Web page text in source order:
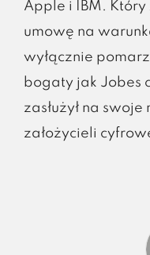
Apple i IBM.
umowę na
wyłącznie
bogaty jak Jobes
zasłużył na
założycieli